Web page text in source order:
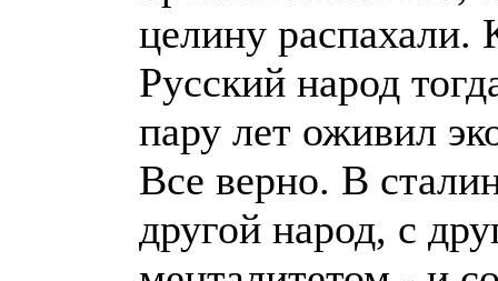
целину
Русский народ
пару лет оживил
Все верно. В
другой народ, с